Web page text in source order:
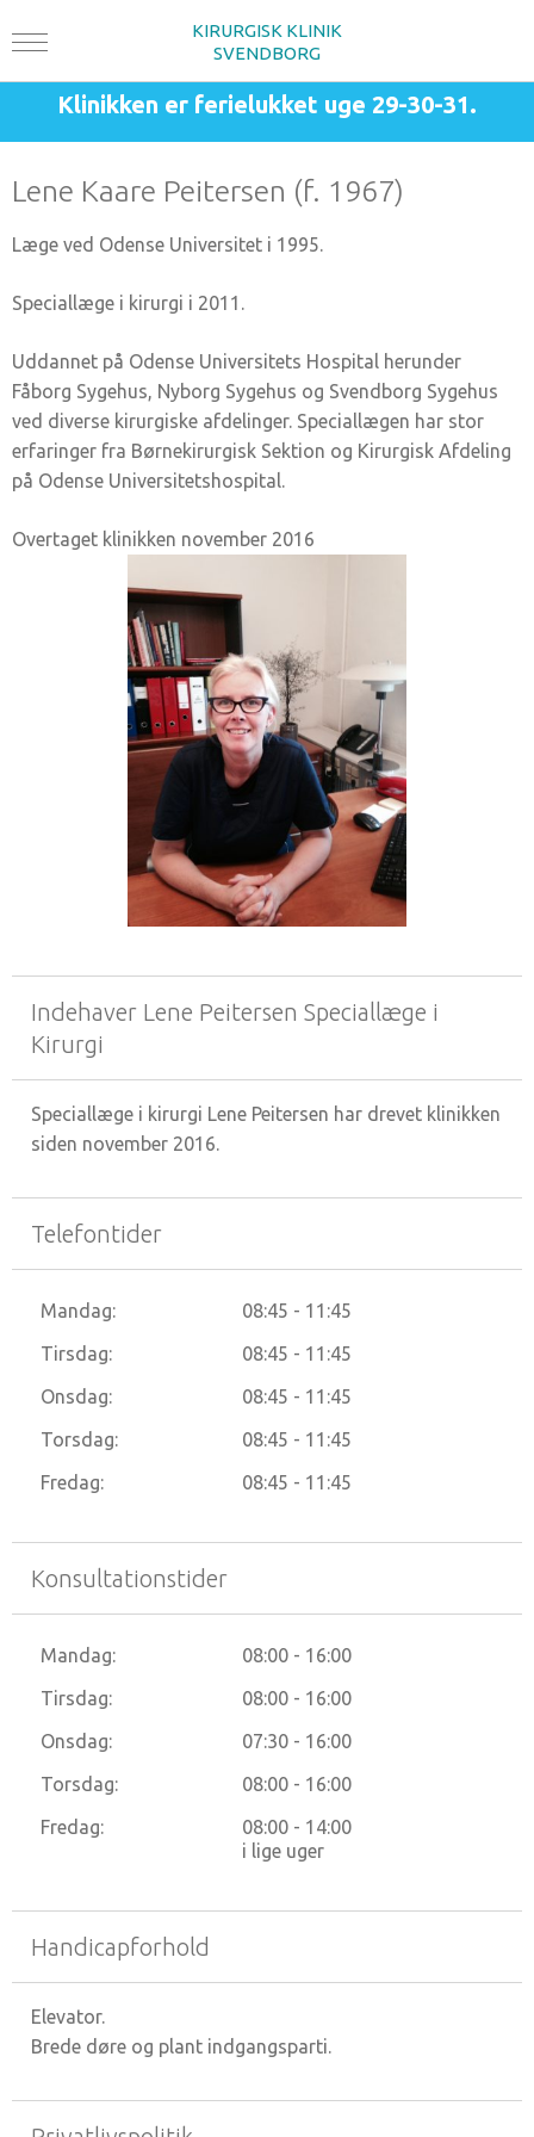
Klinikken er ferielukket uge 29-30-31.
KIRURGISK KLINIK
SVENDBORG
Lene Kaare Peitersen (f. 1967)
Læge ved Odense Universitet i 1995.
Speciallæge i kirurgi i 2011.
Uddannet på Odense Universitets Hospital herunder
Fåborg Sygehus, Nyborg Sygehus og Svendborg Sygehus
ved diverse kirurgiske afdelinger. Speciallægen har stor
erfaringer fra Børnekirurgisk Sektion og Kirurgisk Afdeling
på Odense Universitetshospital.
Overtaget klinikken november 2016
Indehaver Lene Peitersen Speciallæge i
Kirurgi
Speciallæge i kirurgi Lene Peitersen har drevet klinikken
siden november 2016.
Telefontider
Mandag:
08:45 - 11:45
Tirsdag:
08:45 - 11:45
Onsdag:
08:45 - 11:45
Torsdag:
08:45 - 11:45
Fredag:
08:45 - 11:45
Konsultationstider
Mandag:
08:00 - 16:00
Tirsdag:
08:00 - 16:00
Onsdag:
07:30 - 16:00
Torsdag:
08:00 - 16:00
Fredag:
08:00 - 14:00
i lige uger
Handicapforhold
Elevator.
Brede døre og plant indgangsparti.